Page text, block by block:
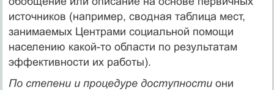
источников (например, сводная таблица мест,
занимаемых Центрами социальной помощи
населению какой-то области по результатам
эффективности их работы).
По степени и процедуре доступностиони